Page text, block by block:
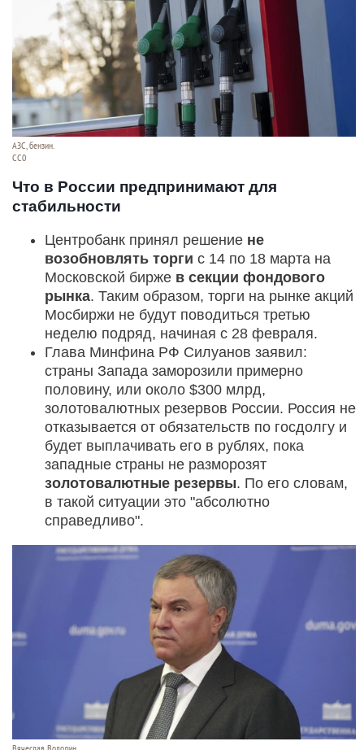
АЗС, бензин.
CC0
Что в России предпринимают для
стабильности
Центробанк принял решение не
возобновлять торги с 14 по 18 марта на
Московской бирже в секции фондового
рынка. Таким образом, торги на рынке акций
Мосбиржи не будут поводиться третью
неделю подряд, начиная с 28 февраля.
Глава Минфина РФ Силуанов заявил:
страны Запада заморозили примерно
половину, или около $300 млрд,
золотовалютных резервов России. Россия не
отказывается от обязательств по госдолгу и
будет выплачивать его в рублях, пока
западные страны не разморозят
золотовалютные резервы. По его словам,
в такой ситуации это "абсолютно
справедливо".